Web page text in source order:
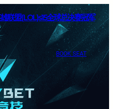
联盟(LOL)s15全球总决赛冠军
BOOK SEAT